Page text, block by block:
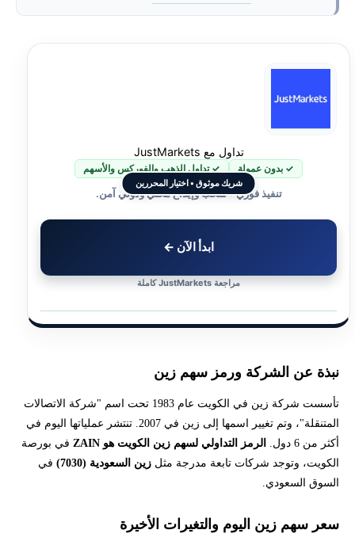
شريك موثوق • اختيار المحررين
تداول مع JustMarkets
✓ بدون عمولة ✓ تداول الذهب والفوركس والأسهم
تنفيذ فوري • سحب وإيداع محلي ودولي آمن.
ابدأ الآن ←
مراجعة JustMarkets كاملة
نبذة عن الشركة ورمز سهم زين
تأسست شركة زين في الكويت عام 1983 تحت اسم "شركة الاتصالات
المتنقلة"، وتم تغيير اسمها إلى زين في 2007. تنتشر عملياتها اليوم في
أكثر من 6 دول.
الرمز التداولي لسهم زين الكويت هو ZAIN
في بورصة
الكويت، وتوجد شركات تابعة مدرجة مثل زين السعودية (7030)
في
السوق السعودي.
سعر سهم زين اليوم والتغيرات الأخيرة